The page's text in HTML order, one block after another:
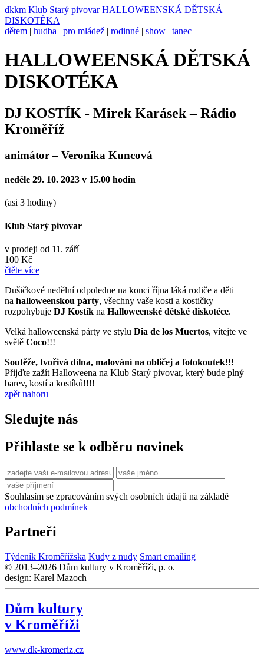
dkkm Klub Starý pivovar HALLOWEENSKÁ DĚTSKÁ
DISKOTÉKA
dětem | hudba | pro mládež | rodinné | show | tanec
HALLOWEENSKÁ DĚTSKÁ
DISKOTÉKA
DJ KOSTÍK - Mirek Karásek – Rádio
Kroměříž
animátor – Veronika Kuncová
neděle 29. 10. 2023 v 15.00 hodin
(asi 3 hodiny)
Klub Starý pivovar
v prodeji od 11. září
100 Kč
čtěte více
Dušičkové nedělní odpoledne na konci října láká rodiče a děti
na halloweenskou párty, všechny vaše kosti a kostičky
rozpohybuje DJ Kostík na Halloweenské dětské diskotéce.
Velká halloweenská párty ve stylu Dia de los Muertos, vítejte ve
světě Coco!!!
Soutěže, tvořivá dílna, malování na obličej a fotokoutek!!!
Přijďte zažít Halloweena na Klub Starý pivovar, který bude plný
barev, kostí a kostíků!!!!
zpět nahoru
Sledujte nás
Přihlaste se k odběru novinek
Souhlasím se zpracováním svých osobních údajů na základě
obchodních podmínek
Partneři
Týdeník Kroměřížska Kudy z nudy Smart emailing
© 2013–2026 Dům kultury v Kroměříži, p. o.
design: Karel Mazoch
Dům kultury
v Kroměříži
www.dk-kromeriz.cz